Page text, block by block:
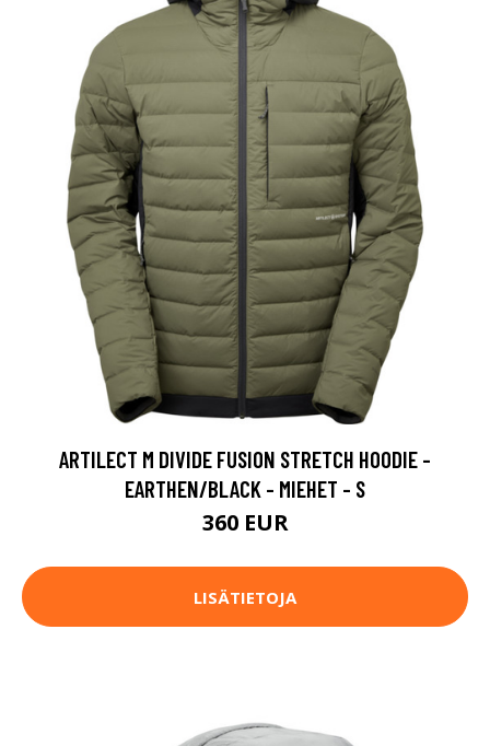
ARTILECT M DIVIDE FUSION STRETCH HOODIE -
EARTHEN/BLACK - MIEHET - S
360 EUR
LISÄTIETOJA